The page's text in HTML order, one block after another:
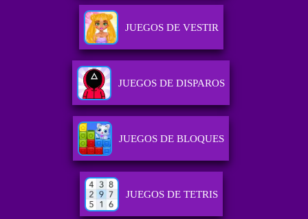
JUEGOS DE VESTIR
JUEGOS DE DISPAROS
JUEGOS DE BLOQUES
JUEGOS DE TETRIS